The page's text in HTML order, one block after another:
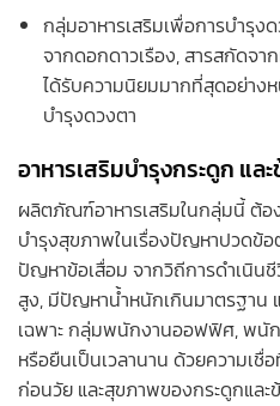
กลุ่มอาหารเสริมเพื่อการบำรุง
จากดอกดาวเรือง, สารสกัดจ
ได้รับความนิยมมากที่สุดอย่าง
บำรุงดวงตา
อาหารเสริมบำรุงกระดูก แล
ผลิตภัณฑ์อาหารเสริมในกลุ่มนี้ ต้อ
บำรุงสุขภาพในเรื่องปัญหาปวดข้
ปัญหาข้อเสื่อม จากวิถีการดำเนิน
สูง, มีปัญหาน้ำหนักเกินมาตรฐาน
เฉพาะ กลุ่มพนักงานออฟฟิศ, พนั
หรือยืนเป็นเวลานาน ด้วยความเ
ก่อนวัย และสุขภาพของกระดูกแล